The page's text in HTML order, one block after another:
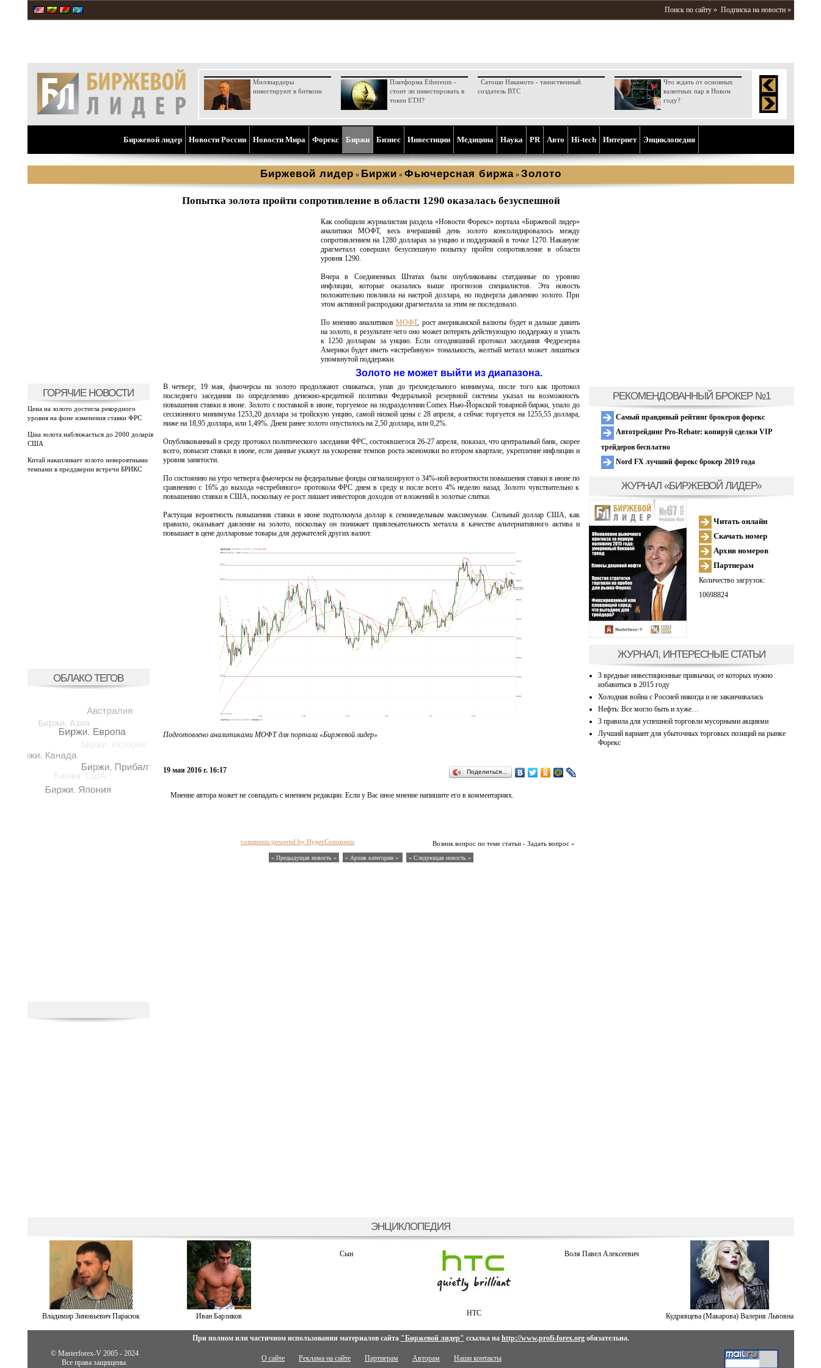
Поиск по сайту » Подписка на новости »
Миллиардеры
инвестируют в биткоин
Платформа Ethereum -
стоит ли инвестировать в
токен ETH?
Сатоши Накамото - таинственный
создатель BTC
Что ждать от основных
валютных пар в Новом
году?
Биржевой лидер Новости России Новости Мира Форекс Биржи Бизнес Инвестиции Медицина Наука PR Aвто Hi-tech Интернет Энциклопедия
Биржевой лидер » Биржи » Фьючерсная биржа » Золото
ГОРЯЧИЕ НОВОСТИ
Цена на золото достигла рекордного
уровня на фоне изменения ставки ФРС
Ціна золота наближається до 2000 доларів
США
Китай накапливает золото невероятными
темпами в преддверии встречи БРИКС
ОБЛАКО ТЕГОВ
Попытка золота пройти сопротивление в области 1290 оказалась безуспешной
Как сообщили журналистам раздела «Новости Форекс» портала «Биржевой лидер»
аналитики МОФТ, весь вчерашний день золото консолидировалось между
сопротивлением на 1280 долларах за унцию и поддержкой в точке 1270. Накануне
драгметалл совершил безуспешную попытку пройти сопротивление в области
уровня 1290.
Вчера в Соединенных Штатах были опубликованы статданные по уровню
инфляции, которые оказались выше прогнозов специалистов. Эта новость
положительно повлияла на настрой доллара, но подвергла давлению золото. При
этом активной распродажи драгметалла за этим не последовало.
По мнению аналитиковМОФТ, рост американской валюты будет и дальше давить
на золото, в результате чего оно может потерять действующую поддержку и упасть
к 1250 долларам за унцию. Если сегодняшний протокол заседания Федрезерва
Америки будет иметь «ястребиную» тональность, желтый металл может лишиться
упомянутой поддержки.
Золото не может выйти из диапазона.
В четверг, 19 мая, фьючерсы на золото продолжают снижаться, упав до трехнедельного минимума, после того как протокол
последнего заседания по определению денежно-кредитной политики Федеральной резервной системы указал на возможность
повышения ставки в июне. Золото с поставкой в июне, торгуемое на подразделении Comex Нью-Йоркской товарной биржи, упало до
сессионного минимума 1253,20 доллара за тройскую унцию, самой низкой цены с 28 апреля, а сейчас торгуется на 1255,55 доллара,
ниже на 18,95 доллара, или 1,49%. Днем ранее золото опустилось на 2,50 доллара, или 0,2%.
Опубликованный в среду протокол политического заседания ФРС, состоявшегося 26-27 апреля, показал, что центральный банк, скорее
всего, повысит ставки в июне, если данные укажут на ускорение темпов роста экономики во втором квартале, укрепление инфляции и
уровня занятости.
По состоянию на утро четверга фьючерсы на федеральные фонды сигнализируют о 34%-ной вероятности повышения ставки в июне по
сравнению с 16% до выхода «ястребиного» протокола ФРС днем в среду ​​и после всего 4% неделю назад. Золото чувствительно к
повышению ставки в США, поскольку ее рост лишает инвесторов доходов от вложений в золотые слитки.
Растущая вероятность повышения ставки в июне подтолкнула доллар к семинедельным максимумам. Сильный доллар США, как
правило, оказывает давление на золото, поскольку он понижает привлекательность металла в качестве альтернативного актива и
повышает в цене долларовые товары для держателей других валют.
Подготовлено аналитиками МОФТ для портала «Биржевой лидер»
19 мая 2016 г. 16:17 Поделиться…
Мнение автора может не совпадать с мнением редакции. Если у Вас иное мнение напишите его в комментариях.
Возник вопрос по теме статьи - Задать вопрос »
comments powered by HyperComments
« Предыдущая новость « » Архив категории « » Следующая новость »
РЕКОМЕНДОВАННЫЙ БРОКЕР №1
Самый правдивый рейтинг брокеров форекс
Автотрейдинг Pro-Rebate: копируй сделки VIP
трейдеров бесплатно
Nord FX лучший форекс брокер 2019 года
ЖУРНАЛ «БИРЖЕВОЙ ЛИДЕР»
Читать онлайн
Скачать номер
Архив номеров
Партнерам
Количество загрузок:
10698824
ЖУРНАЛ, ИНТЕРЕСНЫЕ СТАТЬИ
3 вредные инвестиционные привычки, от которых нужно
избавиться в 2015 году
Холодная война с Россией никогда и не заканчивалась
Нефть: Все могло быть и хуже…
3 правила для успешной торговли мусорными акциями
Лучший вариант для убыточных торговых позиций на рынке
Форекс
ЭНЦИКЛОПЕДИЯ
Владимир Зиновьевич Парасюк Иван Барзиков
Сын
HTC
Воля Павел Алексеевич
Кудрявцева (Макарова) Валерия Львовна
При полном или частичном использовании материалов сайта "Биржевой лидер" ссылка на http://www.profi-forex.orgобязательна.
© Masterforex-V 2005 - 2024
Все права защищены.
О сайте Реклама на сайте Партнерам Авторам Наши контакты